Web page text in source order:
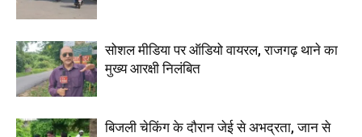
सोशल मीडिया पर ऑडियो वायरल, राजगढ़ थाने का
मुख्य आरक्षी निलंबित
बिजली चेकिंग के दौरान जेई से अभद्रता, जान से